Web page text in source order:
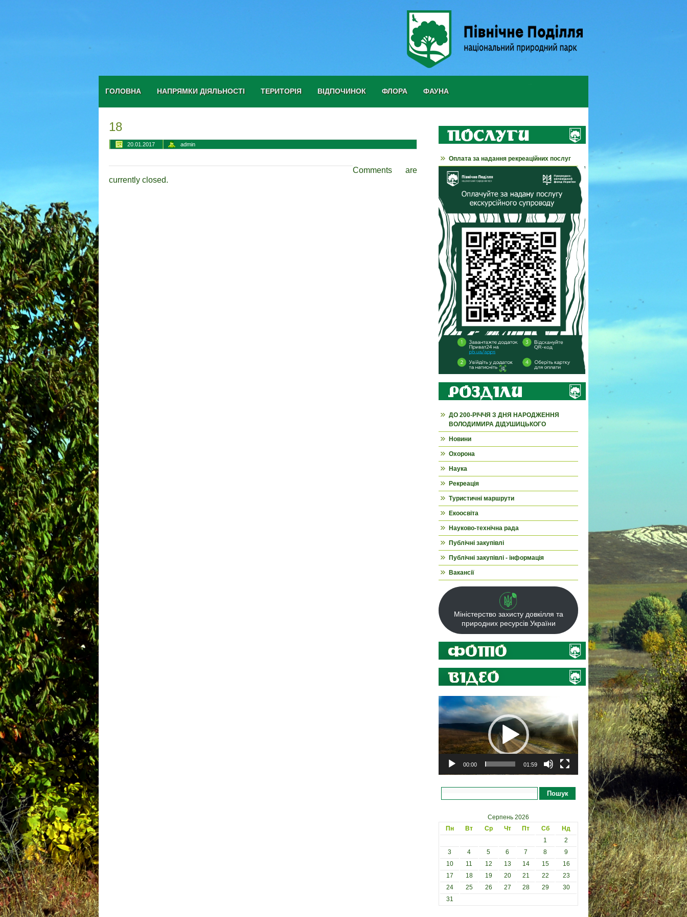
ГОЛОВНА НАПРЯМКИ ДІЯЛЬНОСТІ ТЕРИТОРІЯ ВІДПОЧИНОК ФЛОРА ФАУНА
18
20.01.2017 admin
Comments are
currently closed.
Оплата за надання рекреаційних послуг
ДО 200-РІЧЧЯ З ДНЯ НАРОДЖЕННЯ
ВОЛОДИМИРА ДІДУШИЦЬКОГО
Новини
Охорона
Наука
Рекреація
Туристичні маршрути
Екоосвіта
Науково-технічна рада
Публічні закупівлі
Публічні закупівлі - інформація
Вакансії
Міністерство захисту довкілля та
природних ресурсів України
Відеопрогравач
00:00 01:59
Пошук
Серпень 2026
Пн
Вт Ср Чт Пт Сб
Нд
1
2
3
4 5 6 7 8
9
10
11 12 13 14 15
16
17
18 19 20 21 22
23
24
25 26 27 28 29
30
31